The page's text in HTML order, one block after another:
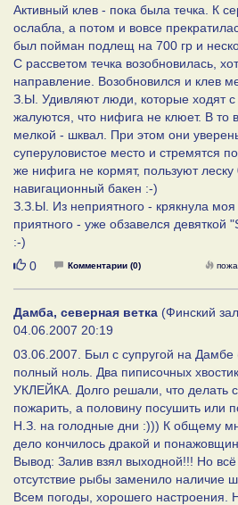
Активный клев - пока была течка. К
ослабла, а потом и вовсе
был пойман подлещ на 700 гр и
С рассветом течка возобновилась,
направление. Возобновился и клев
З.Ы. Удивляют люди, которые ходят
жалуются, что нифига не клюет. В то
мелкой - шквал. При этом они
суперуловистое место и стремятся
же нифига не кормят, пользуют леску
навигационный бакен :-)
З.З.Ы. Из неприятного - крякнула
приятного - уже обзавелся девяткой
:-)
Нравится
0 Комментарии (0)
Дамба, северная ветка (Финский
04.06.2007 20:19
03.06.2007. Был с супругой на Дамбе
полный ноль. Два пиписочных
УКЛЕЙКА. Долго решали, что делать
пожарить, а половину посушить или
Н.З. на голодные дни :))) К общему
дело кончилось дракой и
Вывод: Залив взял выходной!!! Но всё
отсутствие рыбы заменило наличие
Всем погоды, хорошего настроения.